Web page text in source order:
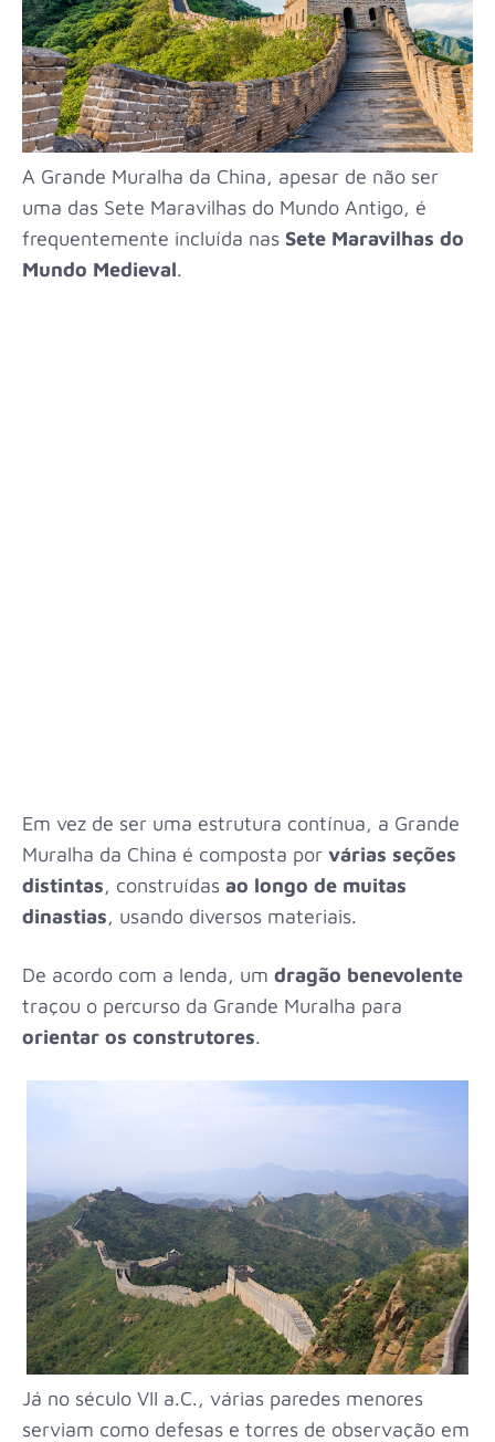
A Grande Muralha da China, apesar de não ser
uma das Sete Maravilhas do Mundo Antigo, é
frequentemente incluída nas Sete Maravilhas do
Mundo Medieval.
Em vez de ser uma estrutura contínua, a Grande
Muralha da China é composta por várias seções
distintas, construídas ao longo de muitas
dinastias, usando diversos materiais.
De acordo com a lenda, um dragão benevolente
traçou o percurso da Grande Muralha para
orientar os construtores.
Já no século VII a.C., várias paredes menores
serviam como defesas e torres de observação em